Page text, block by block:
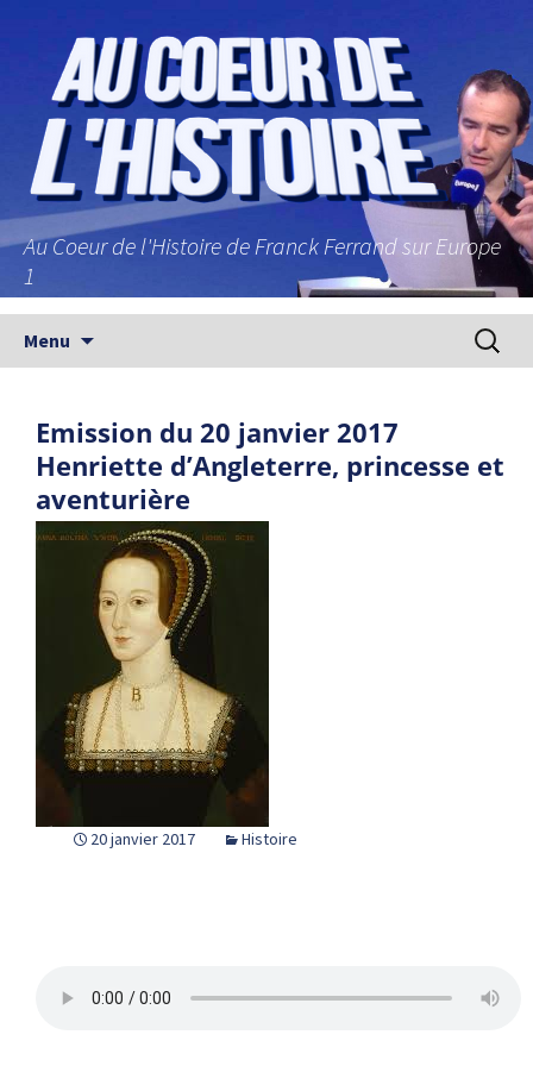
Au Coeur de l'Histoire de Franck Ferrand sur Europe
1
Menu
Emission du 20 janvier 2017
Henriette d’Angleterre, princesse et
aventurière
20 janvier 2017 Histoire